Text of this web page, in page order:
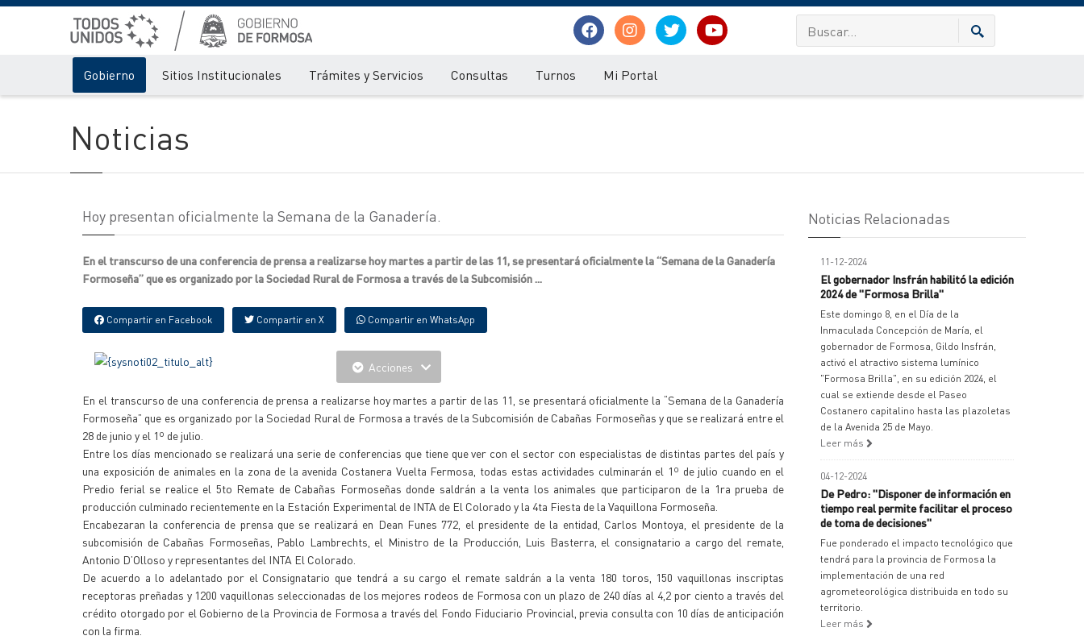
Gobierno Sitios Institucionales Trámites y Servicios Consultas Turnos Mi Portal
Noticias
Hoy presentan oficialmente la Semana de la Ganadería.
En el transcurso de una conferencia de prensa a realizarse hoy martes a partir de las 11, se presentará oficialmente la “Semana de la Ganadería
Formoseña” que es organizado por la Sociedad Rural de Formosa a través de la Subcomisión ...
Compartir en Facebook Compartir en X Compartir en WhatsApp
Acciones
En el transcurso de una conferencia de prensa a realizarse hoy martes a partir de las 11, se presentará oficialmente la “Semana de la Ganadería
Formoseña” que es organizado por la Sociedad Rural de Formosa a través de la Subcomisión de Cabañas Formoseñas y que se realizará entre el
28 de junio y el 1º de julio.
Entre los días mencionado se realizará una serie de conferencias que tiene que ver con el sector con especialistas de distintas partes del país y
una exposición de animales en la zona de la avenida Costanera Vuelta Fermosa, todas estas actividades culminarán el 1º de julio cuando en el
Predio ferial se realice el 5to Remate de Cabañas Formoseñas donde saldrán a la venta los animales que participaron de la 1ra prueba de
producción culminado recientemente en la Estación Experimental de INTA de El Colorado y la 4ta Fiesta de la Vaquillona Formoseña.
Encabezaran la conferencia de prensa que se realizará en Dean Funes 772, el presidente de la entidad, Carlos Montoya, el presidente de la
subcomisión de Cabañas Formoseñas, Pablo Lambrechts, el Ministro de la Producción, Luis Basterra, el consignatario a cargo del remate,
Antonio D’Olloso y representantes del INTA El Colorado.
De acuerdo a lo adelantado por el Consignatario que tendrá a su cargo el remate saldrán a la venta 180 toros, 150 vaquillonas inscriptas
receptoras preñadas y 1200 vaquillonas seleccionadas de los mejores rodeos de Formosa con un plazo de 240 días al 4,2 por ciento a través del
crédito otorgado por el Gobierno de la Provincia de Formosa a través del Fondo Fiduciario Provincial, previa consulta con 10 días de anticipación
con la firma.
Noticias Relacionadas
11-12-2024
El gobernador Insfrán habilitó la edición
2024 de "Formosa Brilla"
Este domingo 8, en el Día de la
Inmaculada Concepción de María, el
gobernador de Formosa, Gildo Insfrán,
activó el atractivo sistema lumínico
"Formosa Brilla", en su edición 2024, el
cual se extiende desde el Paseo
Costanero capitalino hasta las plazoletas
de la Avenida 25 de Mayo.
Leer más
04-12-2024
De Pedro: "Disponer de información en
tiempo real permite facilitar el proceso
de toma de decisiones"
Fue ponderado el impacto tecnológico que
tendrá para la provincia de Formosa la
implementación de una red
agrometeorológica distribuida en todo su
territorio.
Leer más